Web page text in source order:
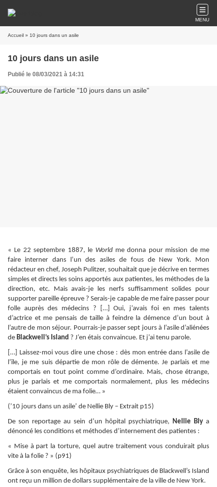
MENU
Accueil » 10 jours dans un asile
10 jours dans un asile
Publié le 08/03/2021 à 14:31
« Le 22 septembre 1887, le Worldme donna pour mission de me
faire interner dans l’un des asiles de fous de New York. Mon
rédacteur en chef, Joseph Pulitzer, souhaitait que je décrive en termes
simples et directs les soins apportés aux patientes, les méthodes de la
direction, etc. Mais avais-je les nerfs suffisamment solides pour
supporter pareille épreuve ? Serais-je capable de me faire passer pour
folle auprès des médecins ? […] Oui, j’avais foi en mes talents
d’actrice et me pensais de taille à feindre la démence d’un bout à
l’autre de mon séjour. Pourrais-je passer sept jours à l’asile d’aliénées
de Blackwell’s Island ? J’en étais convaincue. Et j’ai tenu parole.
[…] Laissez-moi vous dire une chose : dès mon entrée dans l’asile de
l’île, je me suis départie de mon rôle de démente. Je parlais et me
comportais en tout point comme d’ordinaire. Mais, chose étrange,
plus je parlais et me comportais normalement, plus les médecins
étaient convaincus de ma folie… »
(’10 jours dans un asile’ de Nellie Bly – Extrait p15)
De son reportage au sein d’un hôpital psychiatrique, Nellie Blya
dénoncé les conditions et méthodes d’internement des patientes :
« Mise à part la torture, quel autre traitement vous conduirait plus
vite à la folie ? » (p91)
Grâce à son enquête, les hôpitaux psychiatriques de Blackwell’s Island
ont reçu un million de dollars supplémentaire de la ville de New York.